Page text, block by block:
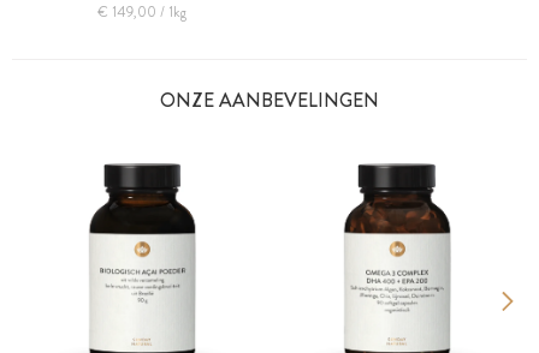
€ 149,00 / 1kg
ONZE AANBEVELINGEN